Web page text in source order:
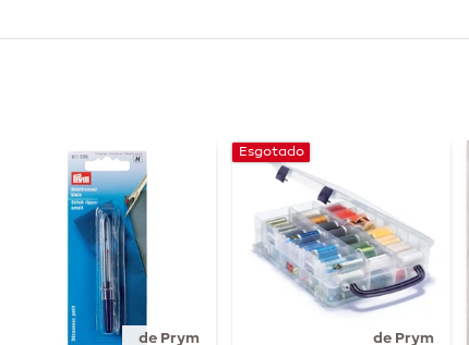
de Prym de Prym
Esgotado